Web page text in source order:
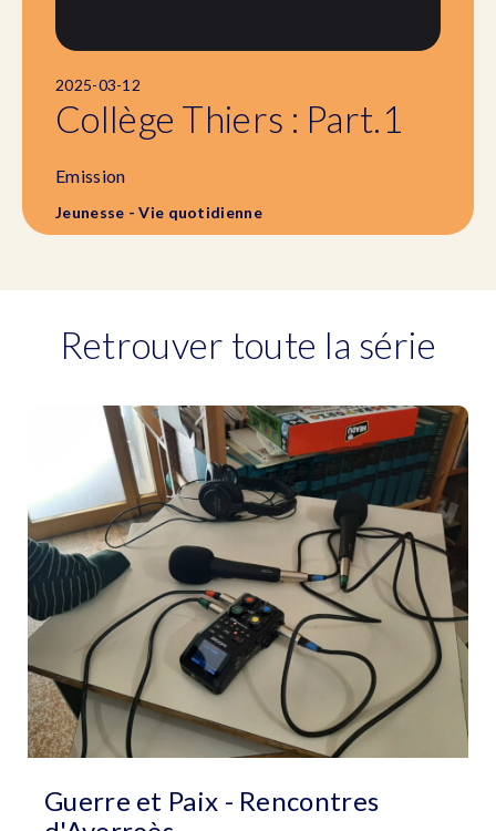
2025-03-12
Collège Thiers : Part.1
Emission
Jeunesse - Vie quotidienne
Retrouver toute la série
Guerre et Paix - Rencontres